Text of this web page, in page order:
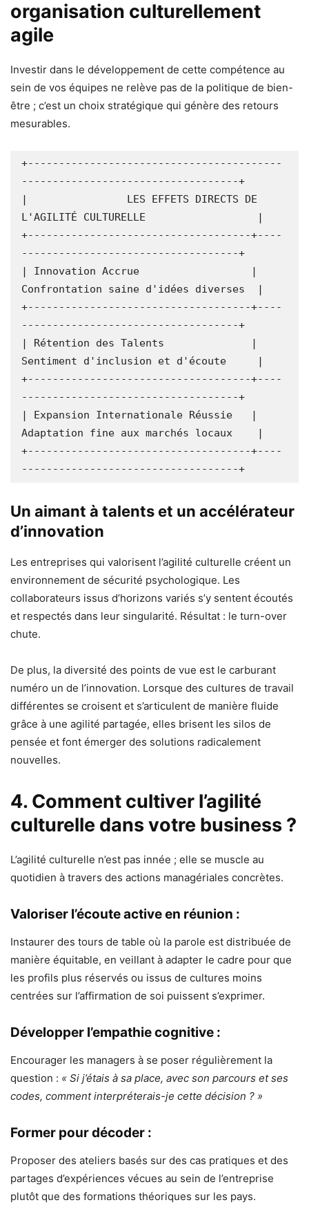
organisation culturellement
agile
Investir dans le développement de cette compétence au
sein de vos équipes ne relève pas de la politique de bien-
être ; c’est un choix stratégique qui génère des retours
mesurables.
+-----------------------------------------
-----------------------------------+
|                LES EFFETS DIRECTS DE
L'AGILITÉ CULTURELLE                  |
+------------------------------------+----
-----------------------------------+
| Innovation Accrue                  |
Confrontation saine d'idées diverses  |
+------------------------------------+----
-----------------------------------+
| Rétention des Talents              |
Sentiment d'inclusion et d'écoute     |
+------------------------------------+----
-----------------------------------+
| Expansion Internationale Réussie   |
Adaptation fine aux marchés locaux    |
+------------------------------------+----
Un aimant à talents et un accélérateur
d’innovation
Les entreprises qui valorisent l’agilité culturelle créent un
environnement de sécurité psychologique. Les
collaborateurs issus d’horizons variés s’y sentent écoutés
et respectés dans leur singularité. Résultat : le turn-over
chute.
De plus, la diversité des points de vue est le carburant
numéro un de l’innovation. Lorsque des cultures de travail
différentes se croisent et s’articulent de manière fluide
grâce à une agilité partagée, elles brisent les silos de
pensée et font émerger des solutions radicalement
nouvelles.
4. Comment cultiver l’agilité
culturelle dans votre business ?
L’agilité culturelle n’est pas innée ; elle se muscle au
quotidien à travers des actions managériales concrètes.
Valoriser l’écoute active en réunion :
Instaurer des tours de table où la parole est distribuée de
manière équitable, en veillant à adapter le cadre pour que
les profils plus réservés ou issus de cultures moins
centrées sur l’affirmation de soi puissent s’exprimer.
Développer l’empathie cognitive :
Encourager les managers à se poser régulièrement la
question : « Si j’étais à sa place, avec son parcours et ses
codes, comment interpréterais-je cette décision ? »
Former pour décoder :
Proposer des ateliers basés sur des cas pratiques et des
partages d’expériences vécues au sein de l’entreprise
plutôt que des formations théoriques sur les pays.